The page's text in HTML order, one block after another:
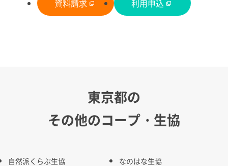
資料請求 利用申込
東京都の
その他のコープ・生協
自然派くらぶ生協 なのはな生協